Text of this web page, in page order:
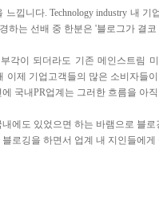
낍니다. Technology industry 내
하는 선배 중 한분은 '블로그가 결
각이 되더라도 기존 메인스트림
이제 기업고객들의 많은 소비자
국내PR업계는 그러한 흐름을 아
에도 있었으면 하는 바램으로 블
로깅을 하면서 업계 내 지인들에